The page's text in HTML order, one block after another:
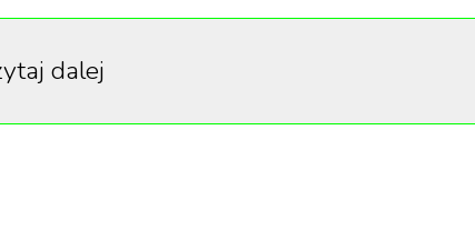
oraz wypuściła linię suplementów Lemme.
ci, jak zacząć żyć swoim życiem najlepiej, jak się da.
i kuratorowanie współczesnego stylu życia,
na stronie „Poosh”.
dalej